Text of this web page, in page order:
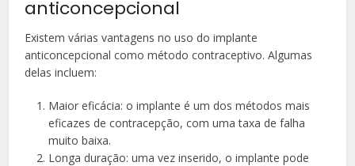
anticoncepcional
Existem várias vantagens no uso do implante
anticoncepcional como método contraceptivo. Algumas
delas incluem:
Maior eficácia: o implante é um dos métodos mais
eficazes de contracepção, com uma taxa de falha
muito baixa.
Longa duração: uma vez inserido, o implante pode